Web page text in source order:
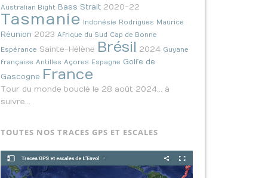
Australian Bight Bass Strait 2020-22
Tasmanie Indonésie Rodrigues Maurice
Réunion 2023Afrique du Sud Cap de Bonne
Espérance Sainte-Hélène Brésil 2024 Guyane
française Antilles Açores Espagne Golfe de
Gascogne France
Tour du monde bouclé le 28 août 2024… à
suivre…
TOUTES NOS TRACES GPS ET ESCALES